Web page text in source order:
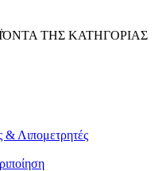
ΤΗΣ ΚΑΤΗΓΟΡΙΑΣ
& Λιπομετρητές